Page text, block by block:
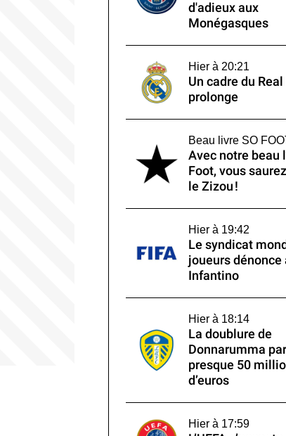
d'adieux aux
Monégasques
Hier à 20:21
Un cadre du
prolonge
Beau livre SO
Avec notre beau
Foot, vous
le Zizou !
Hier à 19:42
Le syndicat
joueurs dénonce
Infantino
Hier à 18:14
La doublure de
Donnarumma
presque 50
d’euros
Hier à 17:59